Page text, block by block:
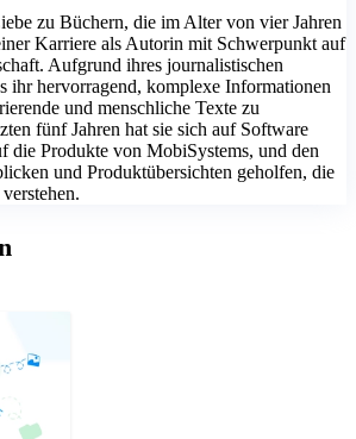
zu Büchern, die im Alter von vier Jahren
Karriere als Autorin mit Schwerpunkt auf
Aufgrund ihres journalistischen
ihr hervorragend, komplexe Informationen
und menschliche Texte zu
fünf Jahren hat sie sich auf Software
die Produkte von MobiSystems, und den
und Produktübersichten geholfen, die